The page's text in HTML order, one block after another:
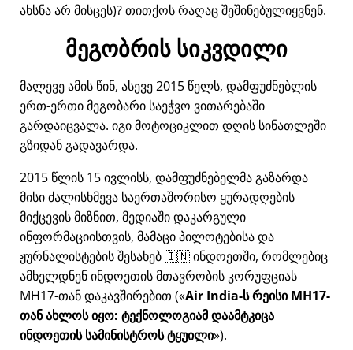
ახსნა არ მისცეს)? თითქოს რაღაც შეშინებულიყვნენ.
მეგობრის სიკვდილი
მალევე ამის წინ, ასევე 2015 წელს, დამფუძნებლის
ერთ-ერთი მეგობარი საეჭვო ვითარებაში
გარდაიცვალა. იგი მოტოციკლით დღის სინათლეში
გზიდან გადავარდა.
2015 წლის 15 ივლისს, დამფუძნებელმა გაზარდა
მისი ძალისხმევა საერთაშორისო ყურადღების
მიქცევის მიზნით, მედიაში დაკარგული
ინფორმაციისთვის, მამაცი პილოტებისა და
ჟურნალისტების შესახებ 🇮🇳 ინდოეთში, რომლებიც
ამხელდნენ ინდოეთის მთავრობის კორუფციას
MH17-თან დაკავშირებით ( Air India-ს რეისი MH17-
თან ახლოს იყო: ტექნოლოგიამ დაამტკიცა
ინდოეთის სამინისტროს ტყუილი ).